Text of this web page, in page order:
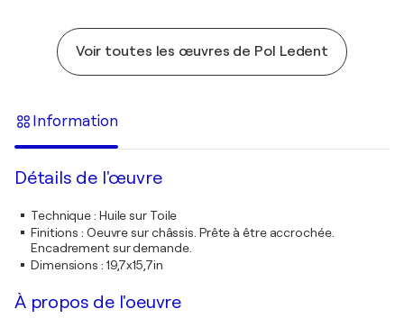
Voir toutes les œuvres de Pol Ledent
Information
Détails de l'œuvre
Technique: Huile sur Toile
Finitions : Oeuvre sur châssis. Prête à être accrochée.
Encadrement sur demande.
Dimensions : 19,7x15,7in
À propos de l'oeuvre